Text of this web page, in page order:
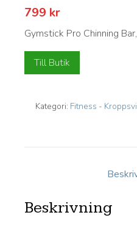
799 kr
Gymstick Pro Chinning
Till Butik
Kategori: Fitness -
Beskrivning